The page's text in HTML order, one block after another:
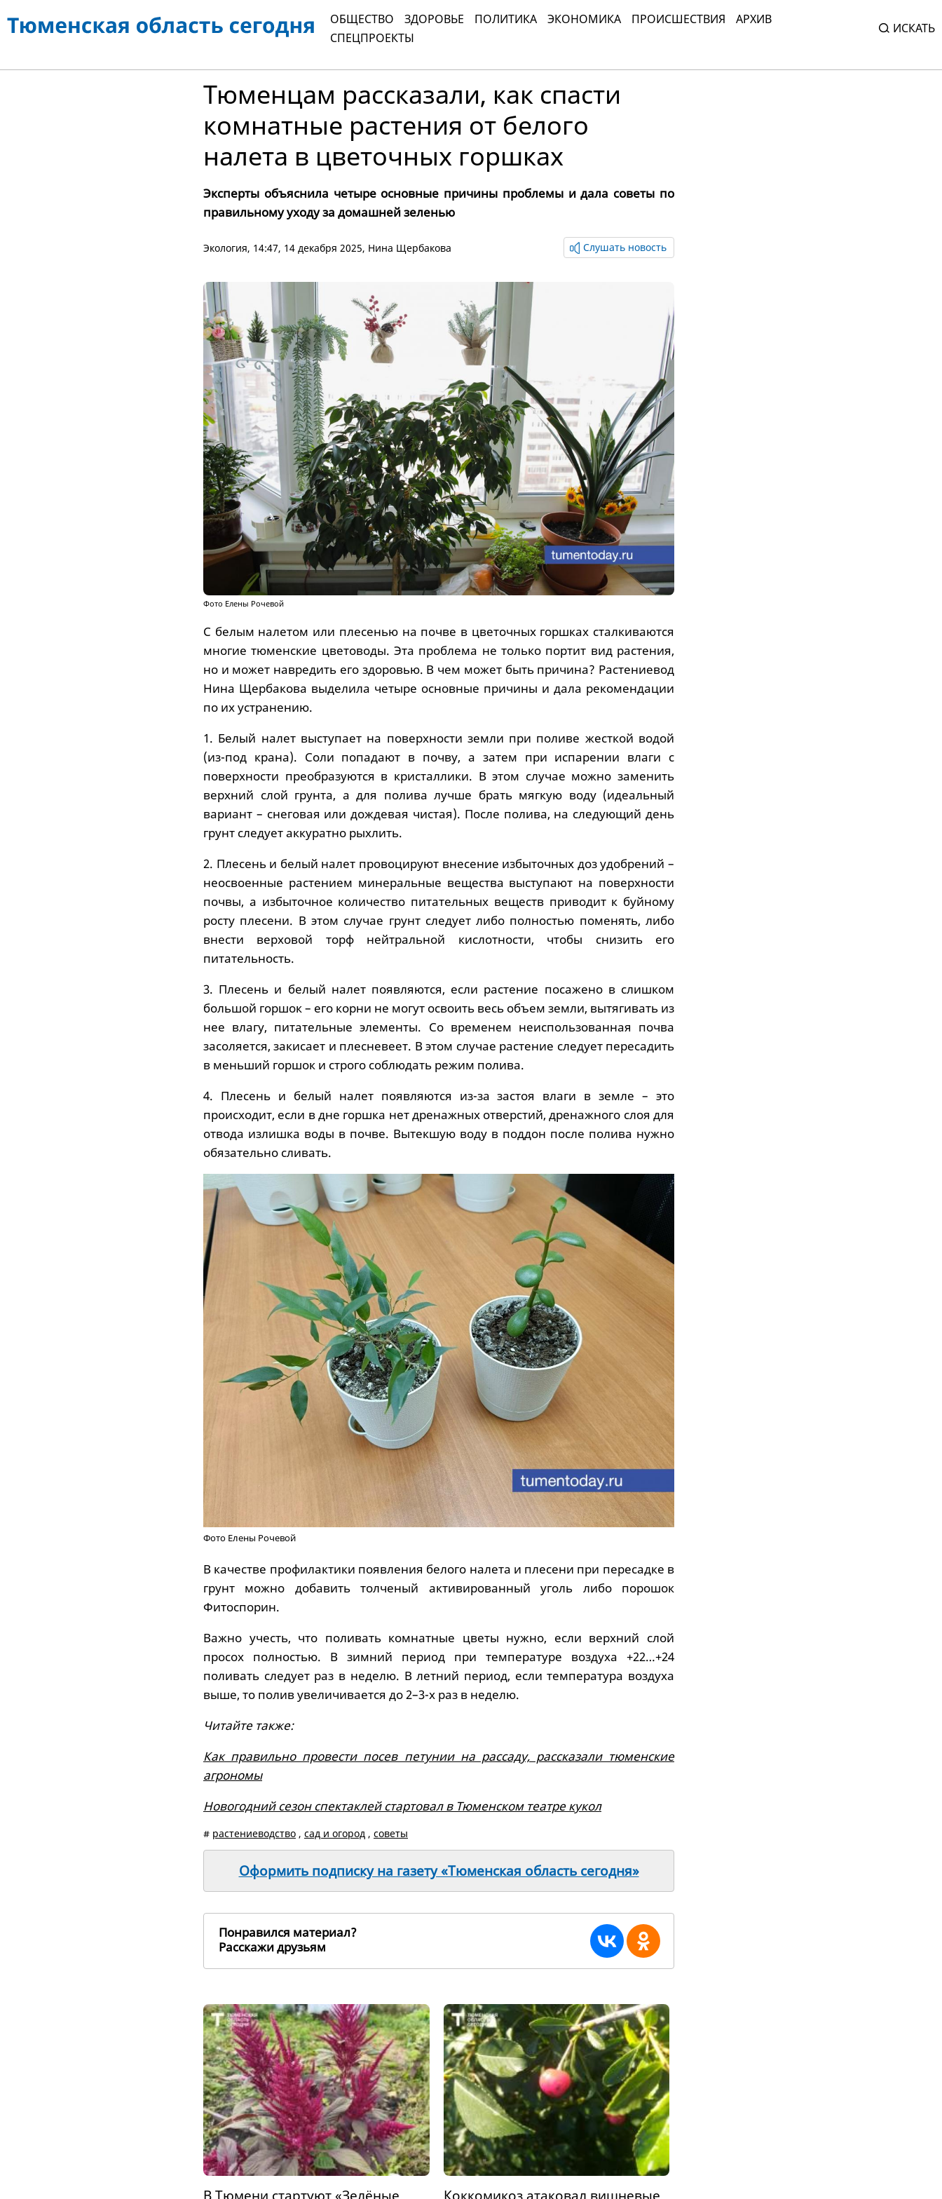
ОБЩЕСТВО ЗДОРОВЬЕ ПОЛИТИКА ЭКОНОМИКА ПРОИСШЕСТВИЯ
АРХИВ
СПЕЦПРОЕКТЫ
ИСКАТЬ
Тюменцам рассказали, как спасти
комнатные растения от белого
налета в цветочных горшках
Эксперты объяснила четыре основные причины проблемы и дала советы по
правильному уходу за домашней зеленью
Экология, 14:47, 14 декабря 2025, Нина Щербакова Слушать новость
Фото Елены Рочевой
С белым налетом или плесенью на почве в цветочных горшках сталкиваются
многие тюменские цветоводы. Эта проблема не только портит вид растения,
но и может навредить его здоровью. В чем может быть причина? Растениевод
Нина Щербакова выделила четыре основные причины и дала рекомендации
по их устранению.
1. Белый налет выступает на поверхности земли при поливе жесткой водой
(из-под крана). Соли попадают в почву, а затем при испарении влаги с
поверхности преобразуются в кристаллики. В этом случае можно заменить
верхний слой грунта, а для полива лучше брать мягкую воду (идеальный
вариант – снеговая или дождевая чистая). После полива, на следующий день
грунт следует аккуратно рыхлить.
2. Плесень и белый налет провоцируют внесение избыточных доз удобрений –
неосвоенные растением минеральные вещества выступают на поверхности
почвы, а избыточное количество питательных веществ приводит к буйному
росту плесени. В этом случае грунт следует либо полностью поменять, либо
внести верховой торф нейтральной кислотности, чтобы снизить его
питательность.
3. Плесень и белый налет появляются, если растение посажено в слишком
большой горшок – его корни не могут освоить весь объем земли, вытягивать из
нее влагу, питательные элементы. Со временем неиспользованная почва
засоляется, закисает и плесневеет. В этом случае растение следует пересадить
в меньший горшок и строго соблюдать режим полива.
4. Плесень и белый налет появляются из-за застоя влаги в земле – это
происходит, если в дне горшка нет дренажных отверстий, дренажного слоя для
отвода излишка воды в почве. Вытекшую воду в поддон после полива нужно
обязательно сливать.
Фото Елены Рочевой
В качестве профилактики появления белого налета и плесени при пересадке в
грунт можно добавить толченый активированный уголь либо порошок
Фитоспорин.
Важно учесть, что поливать комнатные цветы нужно, если верхний слой
просох полностью. В зимний период при температуре воздуха +22…+24
поливать следует раз в неделю. В летний период, если температура воздуха
выше, то полив увеличивается до 2–3-х раз в неделю.
Читайте также:
Как правильно провести посев петунии на рассаду, рассказали тюменские
агрономы
Новогодний сезон спектаклей стартовал в Тюменском театре кукол
# растениеводство , сад и огород , советы
Оформить подписку на газету «Тюменская область сегодня»
Понравился материал?
Расскажи друзьям
В Тюмени стартуют «Зелёные Коккомикоз атаковал вишневые